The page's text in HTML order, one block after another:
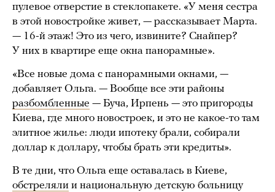
пулевое отверстие в стеклопакете. «У меня сестра
в этой новостройке живет, — рассказывает Марта.
— 16-й этаж! Это из чего, извините? Снайпер?
У них в квартире еще окна панорамные».
«Все новые дома с панорамными окнами, —
добавляет Ольга. — Вообще все эти районы
разбомбленные — Буча, Ирпень — это пригороды
Киева, где много новостроек, и это не какое-то там
элитное жилье: люди ипотеку брали, собирали
доллар к доллару, чтобы брать эти кредиты».
В те дни, что Ольга еще оставалась в Киеве,
обстреляли и национальную детскую больницу